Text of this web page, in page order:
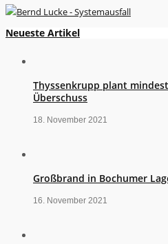
Neueste Artikel
Thyssenkrupp plant
Überschuss
18. November 2021
Großbrand in Bochumer
16. November 2021